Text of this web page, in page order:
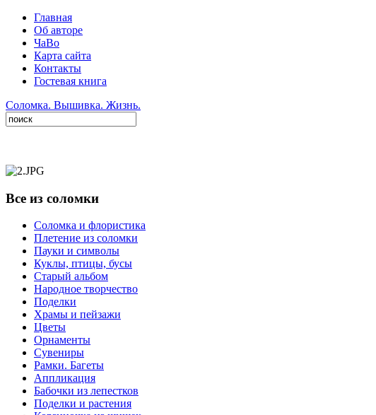
Главная
Об авторе
ЧаВо
Карта сайта
Контакты
Гостевая книга
Соломка. Вышивка. Жизнь.
Все из соломки
Соломка и флористика
Плетение из соломки
Пауки и символы
Куклы, птицы, бусы
Старый альбом
Народное творчество
Поделки
Храмы и пейзажи
Цветы
Орнаменты
Сувениры
Рамки. Багеты
Аппликация
Бабочки из лепестков
Поделки и растения